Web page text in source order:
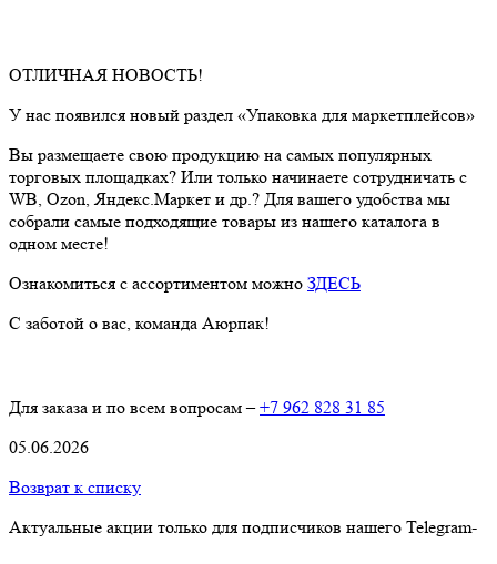
ОТЛИЧНАЯ НОВОСТЬ!
У нас появился новый раздел «Упаковка для маркетплейсов»
Вы размещаете свою продукцию на самых популярных
торговых площадках? Или только начинаете сотрудничать с
WB, Ozon, Яндекс.Маркет и др.? Для вашего удобства мы
собрали самые подходящие товары из нашего каталога в
одном месте!
Ознакомиться с ассортиментом можно ЗДЕСЬ
С заботой о вас, команда Аюрпак!
Для заказа и по всем вопросам –+7 962 828 31 85
05.06.2026
Возврат к списку
Актуальные акции только для подписчиков нашего Telegram-